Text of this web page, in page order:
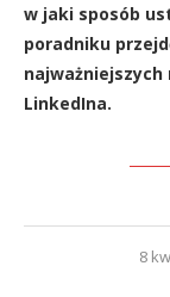
w jaki sposób
poradniku
LinkedIna.
8